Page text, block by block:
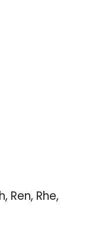
Ren, Rhe,